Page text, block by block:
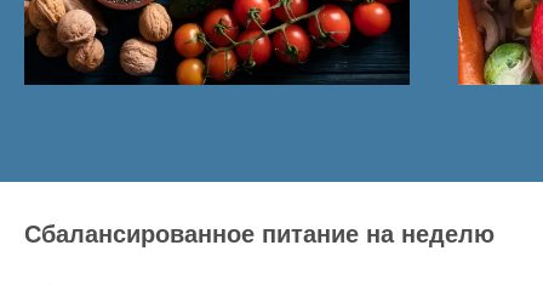
Сбалансированное питание на неделю